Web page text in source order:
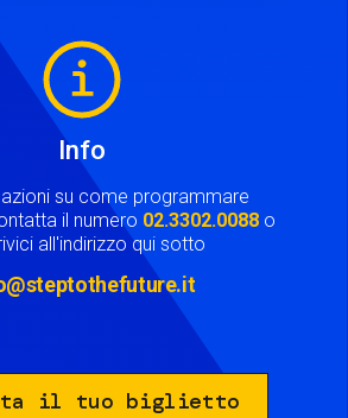
Info
su come programmare
il numero 02.3302.0088 o
all'indirizzo qui sotto
il tuo biglietto